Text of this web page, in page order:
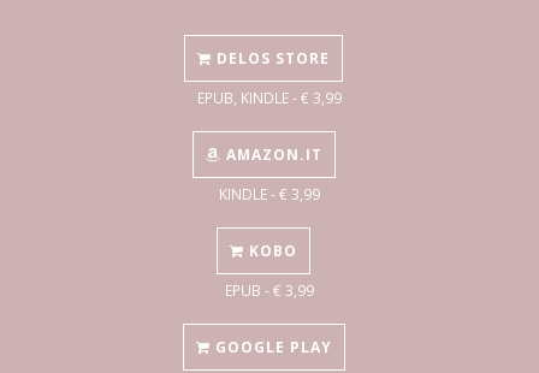
DELOS STORE
EPUB, KINDLE - € 3,99
AMAZON.IT
KINDLE - € 3,99
KOBO
EPUB - € 3,99
GOOGLE PLAY